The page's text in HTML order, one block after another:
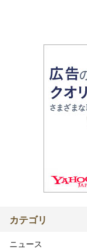
カテゴリ
ニュース